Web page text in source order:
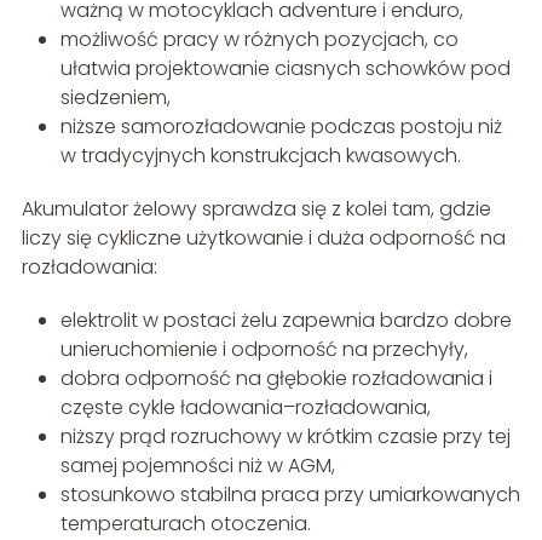
ważną w motocyklach adventure i enduro,
możliwość pracy w różnych pozycjach, co
ułatwia projektowanie ciasnych schowków pod
siedzeniem,
niższe samorozładowanie podczas postoju niż
w tradycyjnych konstrukcjach kwasowych.
Akumulator żelowy sprawdza się z kolei tam, gdzie
liczy się cykliczne użytkowanie i duża odporność na
rozładowania:
elektrolit w postaci żelu zapewnia bardzo dobre
unieruchomienie i odporność na przechyły,
dobra odporność na głębokie rozładowania i
częste cykle ładowania–rozładowania,
niższy prąd rozruchowy w krótkim czasie przy tej
samej pojemności niż w AGM,
stosunkowo stabilna praca przy umiarkowanych
temperaturach otoczenia.